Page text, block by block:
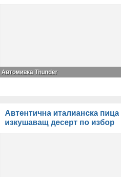
Автомивка Thunder
Автентична италианска пица
изкушаващ десерт по избор